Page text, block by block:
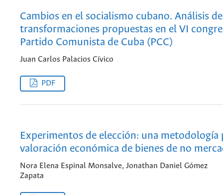
Cambios en el socialismo cubano. Análisis
transformaciones propuestas en el VI
Partido Comunista de Cuba (PCC)
Juan Carlos Palacios Cívico
PDF
Experimentos de elección: una metodología
valoración económica de bienes de no
Nora Elena Espinal Monsalve, Jonathan Daniel Gómez
Zapata